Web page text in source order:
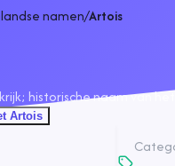
namen/Artois
historische naam van het
Artois